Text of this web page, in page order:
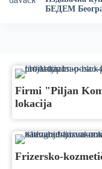
БЕДЕМ
Firmi "Piljan
lokacija
Frizersko-